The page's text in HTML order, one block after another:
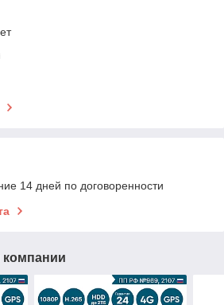
14 дней по договоренности